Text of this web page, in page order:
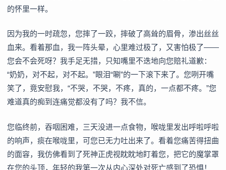
的怀里一样。
因为我的一时疏忽，您摔了一跤，摔破了高耸的眉骨，渗出丝丝
血来。看着那血，我一阵头晕，心里难过极了，又害怕极了——
您会不会死呀？我手足无措，只知嘴里不迭地向您赔礼道歉：
“奶奶，对不起，对不起。”眼泪“唰”的一下滚下来了。您咧开嘴
笑了，竟安慰我，“不哭，不哭，不疼，真的，一点都不疼。”您
难道真的痴到连痛觉都没有了吗？我不信。
您临终前，吞咽困难，三天没进一点食物，喉咙里发出呼啦呼啦
的响声，痰在喉咙里，可您已无力吐出来了。看着您痛苦得扭曲
的面容，我仿佛看到了死神正虎视眈眈地盯着您，把它的魔掌罩
在您的头顶，年轻的我第一次从内心深处对死亡感到了恐惧！